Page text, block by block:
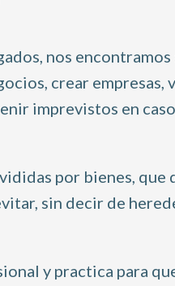
nos
crear empresas,
imprevistos en
por bienes, que
sin decir de
y practica para